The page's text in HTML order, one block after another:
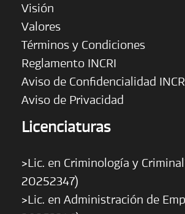
Visión
Valores
Términos y Condiciones
Reglamento INCRI
Aviso de Confidencialidad INCRI
Aviso de Privacidad
Licenciaturas
>Lic. en Criminología y
20252347)
>Lic. en Administración de